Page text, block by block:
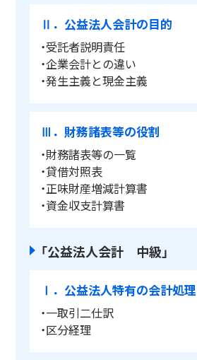
Ⅱ．公益法人会計の目的
・受託者説明責任
・企業会計との違い
・発生主義と現金主義
Ⅲ．財務諸表等の役割
・財務諸表等の一覧
・貸借対照表
・正味財産増減計算書
・資金収支計算書
「公益法人会計 中級」
Ⅰ．公益法人特有の会計処理
・一取引二仕訳
・区分経理